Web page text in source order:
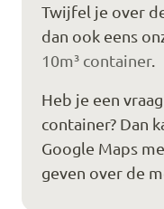
Twijfel je over
dan ook eens
10m³ container.
Heb je een
container? Dan
Google Maps
geven over de